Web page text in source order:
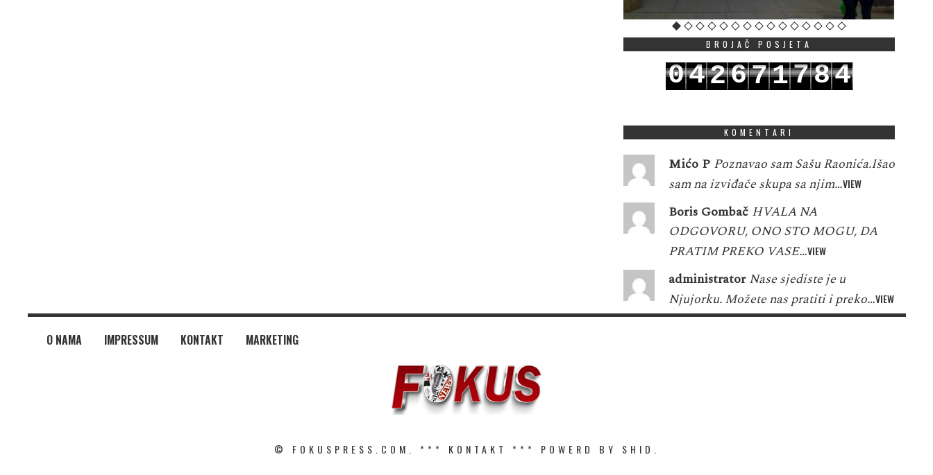
BROJAČ POSJETA
042671784
KOMENTARI
Mićo P Poznavao sam Sašu Raonića.Išao
sam na izviđače skupa sa njim…VIEW
Boris Gombač HVALA NA
ODGOVORU, ONO STO MOGU, DA
PRATIM PREKO VASE…VIEW
administrator Nase sjediste je u
Njujorku. Možete nas pratiti i preko…VIEW
O NAMA IMPRESSUM KONTAKT MARKETING
© FOKUSPRESS.COM. *** KONTAKT *** POWERD BY SHID.